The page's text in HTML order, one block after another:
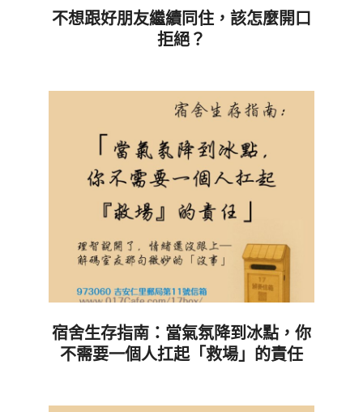
不想跟好朋友繼續同住，該怎麼開口
拒絕？
宿舍生存指南：當氣氛降到冰點，你
不需要一個人扛起「救場」的責任